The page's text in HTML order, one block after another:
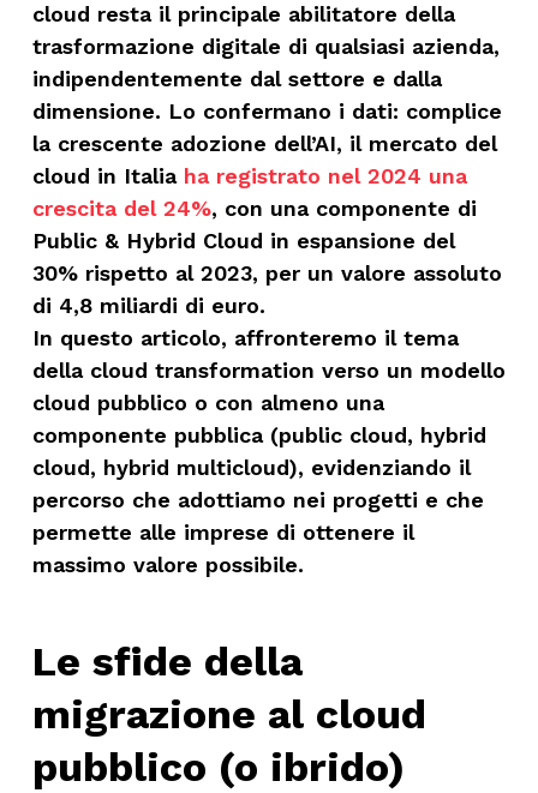
cloud resta il principale abilitatore della
trasformazione digitale di qualsiasi azienda,
indipendentemente dal settore e dalla
dimensione. Lo confermano i dati: complice
la crescente adozione dell’AI, il mercato del
cloud in Italia ha registrato nel 2024 una
crescita del 24%, con una componente di
Public & Hybrid Cloud in espansione del
30% rispetto al 2023, per un valore assoluto
di 4,8 miliardi di euro.
In questo articolo, affronteremo il tema
della cloud transformation verso un modello
cloud pubblico o con almeno una
componente pubblica (public cloud, hybrid
cloud, hybrid multicloud), evidenziando il
percorso che adottiamo nei progetti e che
permette alle imprese di ottenere il
massimo valore possibile.
Le sfide della
migrazione al cloud
pubblico (o ibrido)